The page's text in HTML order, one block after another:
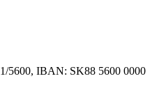
5600, IBAN: SK88 5600 0000